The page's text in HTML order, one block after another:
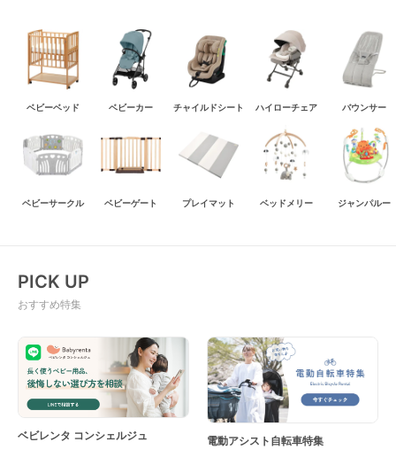
ベビーベッド ベビーカー チャイルドシート ハイローチェア バウンサー
ベビーサークル ベビーゲート プレイマット ベッドメリー ジャンパルー
PICK UP
おすすめ特集
ベビレンタ コンシェルジュ 電動アシスト自転車特集